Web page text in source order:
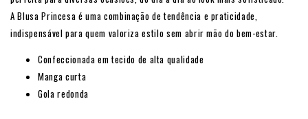
A Blusa Princesa é uma combinação de tendência e praticidade,
indispensável para quem valoriza estilo sem abrir mão do bem-estar.
Confeccionada em tecido de alta qualidade
Manga curta
Gola redonda